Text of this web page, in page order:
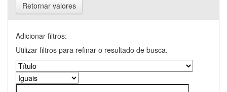
Retornar valores
Adicionar filtros:
Utilizar filtros para refinar o resultado de busca.